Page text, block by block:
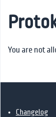
🔗Kontakt
You are not
Changelog